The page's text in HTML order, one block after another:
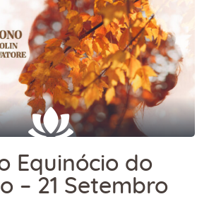
Equinócio do
– 21 Setembro